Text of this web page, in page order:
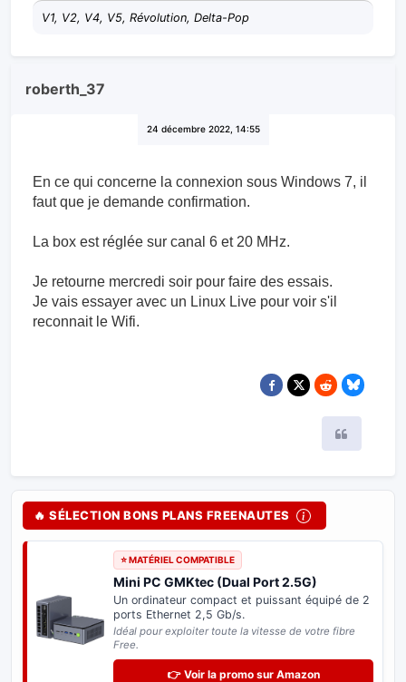
V1, V2, V4, V5, Révolution, Delta-Pop
roberth_37
24 décembre 2022, 14:55
En ce qui concerne la connexion sous Windows 7, il
faut que je demande confirmation.
La box est réglée sur canal 6 et 20 MHz.
Je retourne mercredi soir pour faire des essais.
Je vais essayer avec un Linux Live pour voir s'il
reconnait le Wifi.
🔥 SÉLECTION BONS PLANS FREENAUTES
⭐ MATÉRIEL COMPATIBLE
Mini PC GMKtec (Dual Port 2.5G)
Un ordinateur compact et puissant équipé de 2
ports Ethernet 2,5 Gb/s.
Idéal pour exploiter toute la vitesse de votre fibre
Free.
👉 Voir la promo sur Amazon